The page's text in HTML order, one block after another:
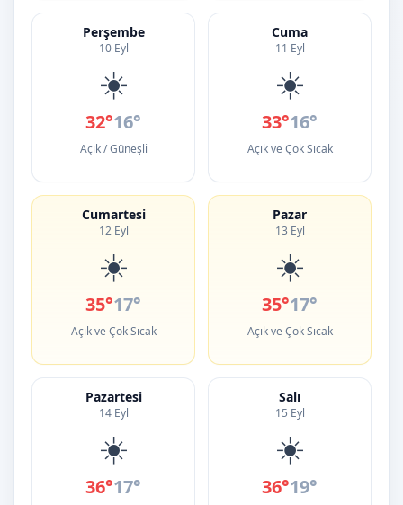
Perşembe
10 Eyl
☀️
32°16°
Açık / Güneşli
Cuma
11 Eyl
☀️
33°16°
Açık ve Çok Sıcak
Cumartesi
12 Eyl
☀️
35°17°
Açık ve Çok Sıcak
Pazar
13 Eyl
☀️
35°17°
Açık ve Çok Sıcak
Pazartesi
14 Eyl
☀️
36°17°
Salı
15 Eyl
☀️
36°19°